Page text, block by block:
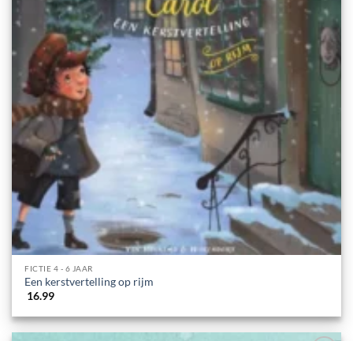
FICTIE 4 - 6 JAAR
Een kerstvertelling op rijm
16.99